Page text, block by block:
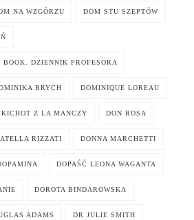
NA WZGÓRZU DOM STU SZEPTÓW
DZIENNIK PROFESORA
BRYCH DOMINIQUE LOREAU
KICHOT Z LA MANCZY DON ROSA
RIZZATI DONNA MARCHETTI
DOPAŚĆ LEONA WAGANTA
DOROTA BINDAROWSKA
ADAMS DR JULIE SMITH